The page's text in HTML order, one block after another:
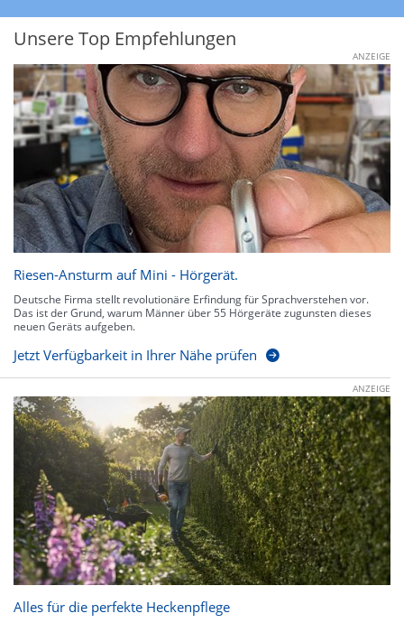
Unsere Top Empfehlungen
ANZEIGE
Riesen-Ansturm auf Mini - Hörgerät.
Deutsche Firma stellt revolutionäre Erfindung für Sprachverstehen vor.
Das ist der Grund, warum Männer über 55 Hörgeräte zugunsten dieses
neuen Geräts aufgeben.
Jetzt Verfügbarkeit in Ihrer Nähe prüfen
ANZEIGE
Alles für die perfekte Heckenpflege